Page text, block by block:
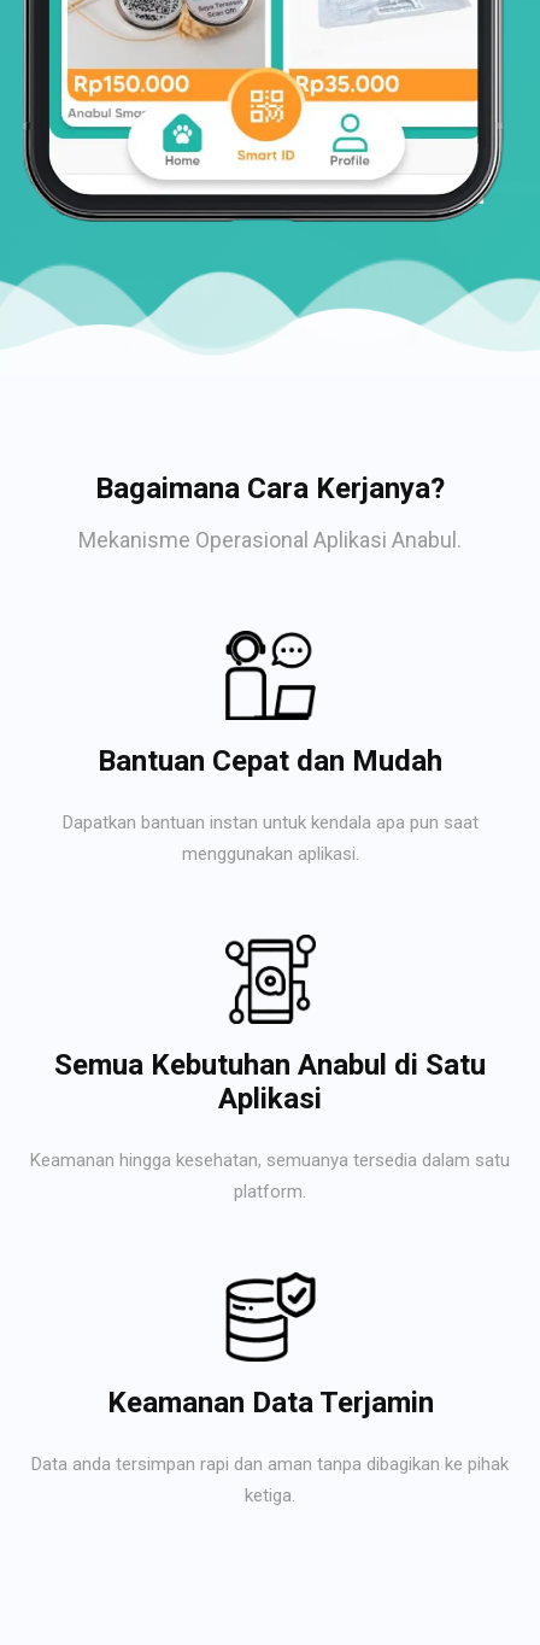
Bagaimana Cara Kerjanya?
Mekanisme Operasional Aplikasi Anabul.
Bantuan Cepat dan Mudah
Dapatkan bantuan instan untuk kendala apa pun saat
menggunakan aplikasi.
Semua Kebutuhan Anabul di Satu
Aplikasi
Keamanan hingga kesehatan, semuanya tersedia dalam satu
platform.
Keamanan Data Terjamin
Data anda tersimpan rapi dan aman tanpa dibagikan ke pihak
ketiga.